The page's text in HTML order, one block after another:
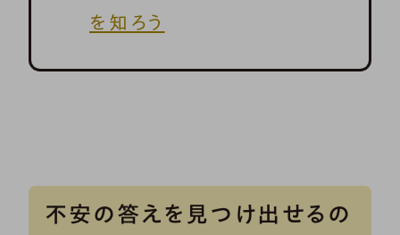
を知ろう
不安の答えを見つけ出せるの